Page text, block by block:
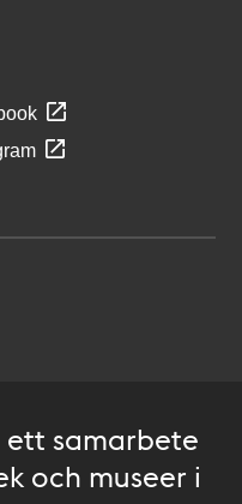
ett samarbete
och museer i